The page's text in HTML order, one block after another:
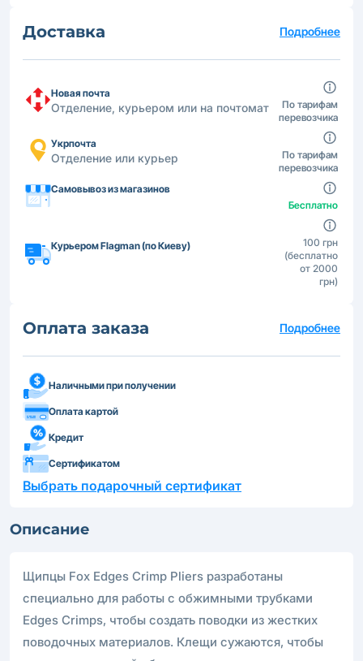
Доставка Подробнее
Новая почта
Отделение, курьером или на почтомат
По тарифам
перевозчика
Укрпочта
Отделение или курьер
По тарифам
перевозчика
Самовывоз из магазинов
Бесплатно
Курьером Flagman (по Киеву)
100 грн
(бесплатно
от 2000
грн)
Оплата заказа Подробнее
Наличными при получении
Оплата картой
Кредит
Сертификатом
Выбрать подарочный сертификат
Описание
Щипцы Fox Edges Crimp Pliers разработаны
специально для работы с обжимными трубками
Edges Crimps, чтобы создать поводки из жестких
поводочных материалов. Клещи сужаются, чтобы